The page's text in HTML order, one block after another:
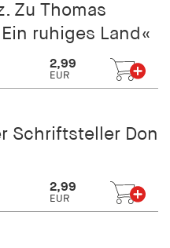
Zu Thomas
ruhiges Land«
2,99
EUR
Schriftsteller Don
2,99
EUR